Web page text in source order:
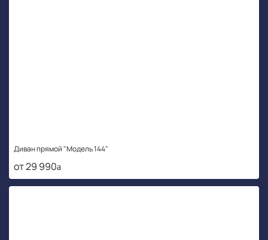
Диван прямой "Модель 144"
от 29 990